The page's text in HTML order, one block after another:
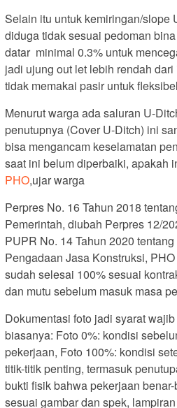
Selain itu untuk kemiringan/slope
diduga tidak sesuai pedoman
datar minimal 0.3% untuk
jadi ujung out let lebih rendah
tidak memakai pasir untuk fleksibel
Menurut warga ada saluran U-
penutupnya (Cover U-Ditch) ini
bisa mengancam keselamatan
saat ini belum diperbaiki, apakah
PHO,ujar warga
Perpres No. 16 Tahun 2018
Pemerintah, diubah Perpres 12/
PUPR No. 14 Tahun 2020
Pengadaan Jasa Konstruksi,
sudah selesai 100% sesuai
dan mutu sebelum masuk masa
Dokumentasi foto jadi syarat
biasanya: Foto 0%: kondisi
pekerjaan, Foto 100%: kondisi
titik-titik penting, termasuk
bukti fisik bahwa pekerjaan
sesuai gambar dan spek,